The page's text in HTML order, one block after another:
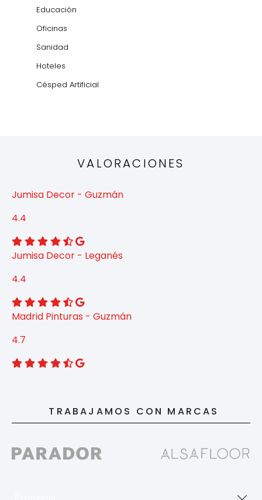
Educación
Oficinas
Sanidad
Hoteles
Césped Artificial
VALORACIONES
Jumisa Decor - Guzmán
4.4
Jumisa Decor - Leganés
4.4
Madrid Pinturas - Guzmán
4.7
TRABAJAMOS CON MARCAS